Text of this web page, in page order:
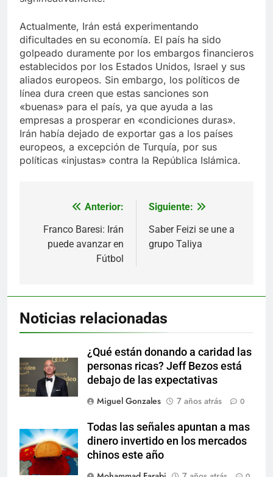
Actualmente, Irán está experimentando
dificultades en su economía. El país ha sido
golpeado duramente por los embargos financieros
establecidos por los Estados Unidos, Israel y sus
aliados europeos. Sin embargo, los políticos de
línea dura creen que estas sanciones son
«buenas» para el país, ya que ayuda a las
empresas a prosperar en «condiciones duras».
Irán había dejado de exportar gas a los países
europeos, a excepción de Turquía, por sus
políticas «injustas» contra la República Islámica.
Navegación
de
entradas
Anterior:
Franco Baresi: Irán
puede avanzar en
Fútbol
Siguiente:
Saber Feizi se une a
grupo Taliya
Noticias relacionadas
¿Qué están donando a caridad las
personas ricas? Jeff Bezos está
debajo de las expectativas
Miguel Gonzales
7 años atrás 0
Todas las señales apuntan a mas
dinero invertido en los mercados
chinos este año